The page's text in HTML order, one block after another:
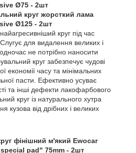
Ø75 - 2шт
круг жорсткий лама
Ø125 - 2шт
круг під час
для видалення великих і
не потрібно наносити
круг забезпечує чудові
економії часу та мінімальних
пасти. Ефективно усуває
та інші дефекти лакофарбового
круг із натурального хутра
кузова від дрібних і великих
фінішний м'який Ewocar
pad" 75mm - 2шт